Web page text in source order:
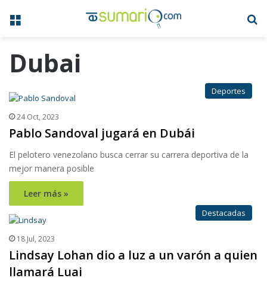
Menú
Dubai
Deportes
24 Oct, 2023
Pablo Sandoval jugará en Dubái
El pelotero venezolano busca cerrar su carrera deportiva de la
mejor manera posible
Leer más »
Destacadas
18 Jul, 2023
Lindsay Lohan dio a luz a un varón a quien
llamará Luai